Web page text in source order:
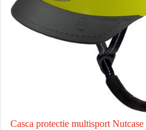
Casca protectie multisport